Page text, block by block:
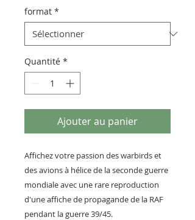
format *
Quantité *
Ajouter au panier
Affichez votre passion des warbirds et
des avions à hélice de la seconde guerre
mondiale avec une rare reproduction
d'une affiche de propagande de la RAF
pendant la guerre 39/45.